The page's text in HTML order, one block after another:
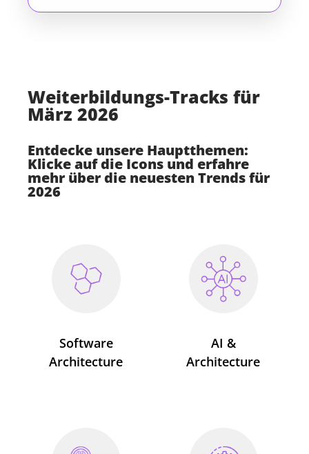
Weiterbildungs-Tracks für
März 2026
Entdecke unsere Hauptthemen:
Klicke auf die Icons und erfahre
mehr über die neuesten Trends für
2026
Software
Architecture
AI &
Architecture